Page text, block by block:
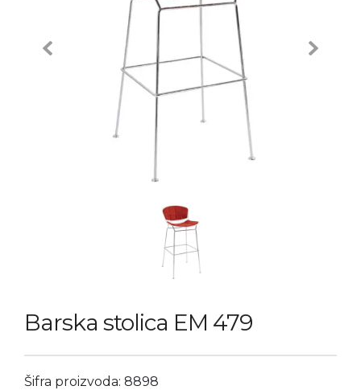
Previous Next
Barska stolica EM 479
Šifra proizvoda: 8898